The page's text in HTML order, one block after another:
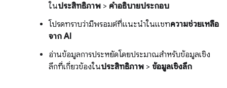
ในประสิทธิภาพ > คำอธิบายประกอบ
โปรดทราบว่ามีพรอมต์ที่แนะนำในแชทความช่วยเหลือ
จาก AI
อ่านข้อมูลการประหยัดโดยประมาณสำหรับข้อมูลเชิง
ลึกที่เกี่ยวข้องในประสิทธิภาพ > ข้อมูลเชิงลึก